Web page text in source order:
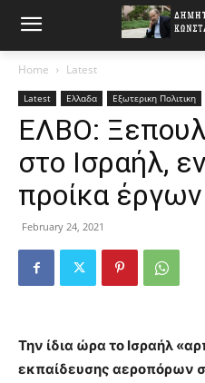
Home Latest
Latest Ελλαδα Εξωτερικη Πολιτικη
ΕΛΒΟ:
στο Ισραήλ,
προίκα έργων
February 24, 2021
Την ίδια ώρα το Ισραήλ
εκπαίδευσης αεροπόρων